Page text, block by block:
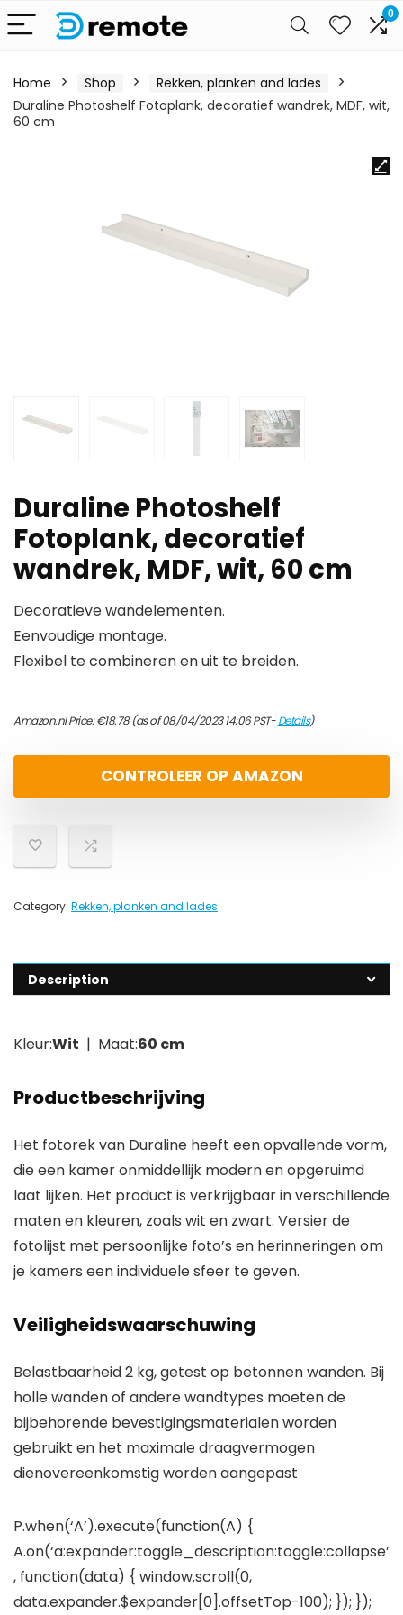
0
Home Shop
Rekken, planken and lades
Duraline Photoshelf Fotoplank, decoratief wandrek, MDF, wit,
60 cm
Duraline Photoshelf
Fotoplank, decoratief
wandrek, MDF, wit, 60 cm
Decoratieve wandelementen.
Eenvoudige montage.
Flexibel te combineren en uit te breiden.
Amazon.nl Price:€18.78(as of 08/04/2023 14:06 PST-Details)
CONTROLEER OP AMAZON
Category: Rekken, planken and lades
Description
Kleur:Wit | Maat:60 cm
Productbeschrijving
Het fotorek van Duraline heeft een opvallende vorm,
die een kamer onmiddellijk modern en opgeruimd
laat lijken. Het product is verkrijgbaar in verschillende
maten en kleuren, zoals wit en zwart. Versier de
fotolijst met persoonlijke foto’s en herinneringen om
je kamers een individuele sfeer te geven.
Veiligheidswaarschuwing
Belastbaarheid 2 kg, getest op betonnen wanden. Bij
holle wanden of andere wandtypes moeten de
bijbehorende bevestigingsmaterialen worden
gebruikt en het maximale draagvermogen
dienovereenkomstig worden aangepast
P.when(‘A’).execute(function(A) {
A.on(‘a:expander:toggle_description:toggle:collapse’
, function(data) { window.scroll(0,
data.expander.$expander[0].offsetTop-100); }); });